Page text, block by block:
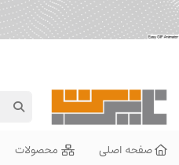
صفحه اصلی
محصولات